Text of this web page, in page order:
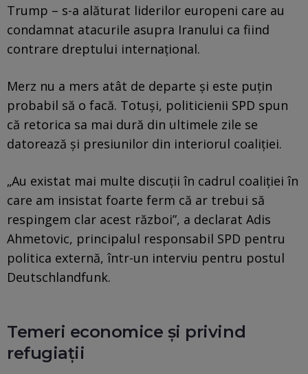
Trump – s-a alăturat liderilor europeni care au
condamnat atacurile asupra Iranului ca fiind
contrare dreptului internațional.
Merz nu a mers atât de departe și este puțin
probabil să o facă. Totuși, politicienii SPD spun
că retorica sa mai dură din ultimele zile se
datorează și presiunilor din interiorul coaliției.
„Au existat mai multe discuții în cadrul coaliției în
care am insistat foarte ferm că ar trebui să
respingem clar acest război”, a declarat Adis
Ahmetovic, principalul responsabil SPD pentru
politica externă, într-un interviu pentru postul
Deutschlandfunk.
Temeri economice și privind
refugiații